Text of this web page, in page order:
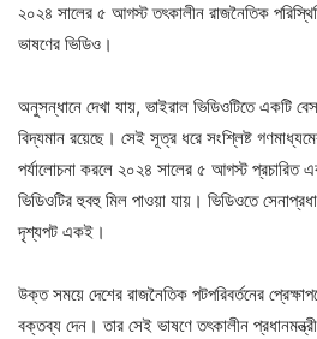
২০২৪ সালের ৫ আগস্ট তৎকালীন রাজনৈতিক
ভাষণের ভিডিও।
অনুসন্ধানে দেখা যায়, ভাইরাল ভিডিওটিতে একটি
বিদ্যমান রয়েছে। সেই সূত্র ধরে সংশ্লিষ্ট
পর্যালোচনা করলে ২০২৪ সালের ৫ আগস্ট প্রচারিত
ভিডিওটির হুবহু মিল পাওয়া যায়। ভিডিওতে
দৃশ্যপট একই।
উক্ত সময়ে দেশের রাজনৈতিক পটপরিবর্তনের
বক্তব্য দেন। তার সেই ভাষণে তৎকালীন